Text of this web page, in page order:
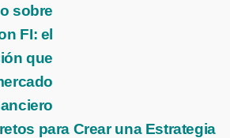
sobre
FI: el
que
para Crear una Estrategia